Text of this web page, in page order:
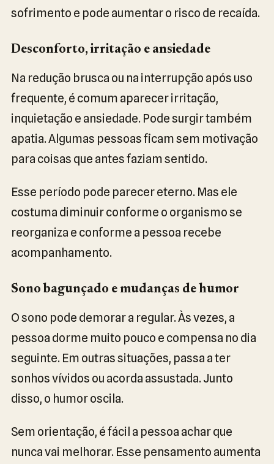
sofrimento e pode aumentar o risco de recaída.
Desconforto, irritação e ansiedade
Na redução brusca ou na interrupção após uso
frequente, é comum aparecer irritação,
inquietação e ansiedade. Pode surgir também
apatia. Algumas pessoas ficam sem motivação
para coisas que antes faziam sentido.
Esse período pode parecer eterno. Mas ele
costuma diminuir conforme o organismo se
reorganiza e conforme a pessoa recebe
acompanhamento.
Sono bagunçado e mudanças de humor
O sono pode demorar a regular. Às vezes, a
pessoa dorme muito pouco e compensa no dia
seguinte. Em outras situações, passa a ter
sonhos vívidos ou acorda assustada. Junto
disso, o humor oscila.
Sem orientação, é fácil a pessoa achar que
nunca vai melhorar. Esse pensamento aumenta